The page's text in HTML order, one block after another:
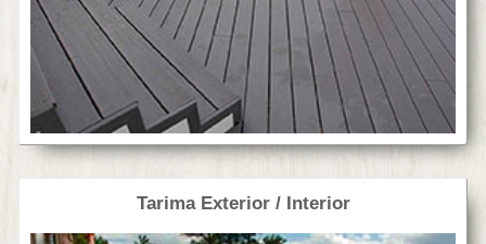
Tarima Exterior / Interior